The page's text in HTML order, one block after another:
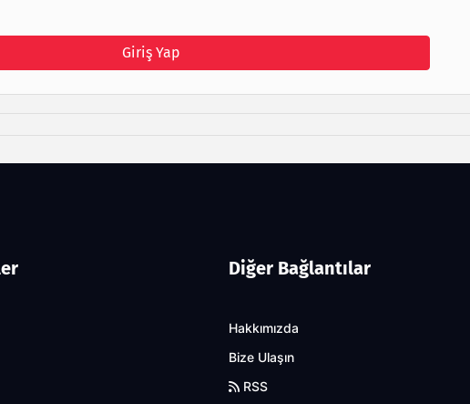
Giriş Yap
Diğer Bağlantılar
Hakkımızda
Bize Ulaşın
RSS